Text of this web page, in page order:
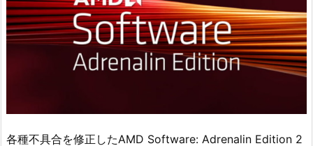
各種不具合を修正したAMD Software: Adrenalin Edition 2